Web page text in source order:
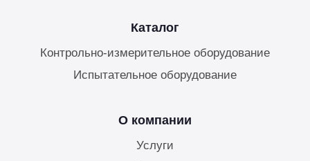
Каталог
Контрольно-измерительное оборудование
Испытательное оборудование
О компании
Услуги